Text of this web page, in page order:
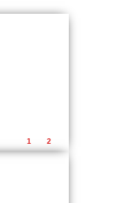
1 2